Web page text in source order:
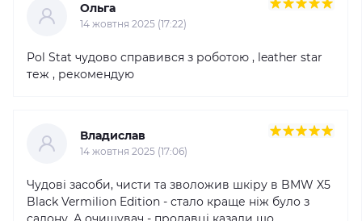
Ольга
14 жовтня 2025 (17:22)
Pol Stat чудово справився з роботою , leather star
теж , рекомендую
Владислав
14 жовтня 2025 (17:06)
Чудові засоби, чисти та зволожив шкіру в BMW X5
Black Vermilion Edition - стало краще ніж було з